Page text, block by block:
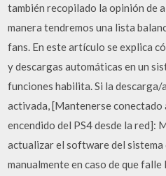
también recopilado la opinión de
manera tendremos una lista
fans. En este artículo se explica
y descargas automáticas en un
funciones habilita. Si la
activada, [Mantenerse
encendido del PS4 desde la red]:
actualizar el software del
manualmente en caso de que